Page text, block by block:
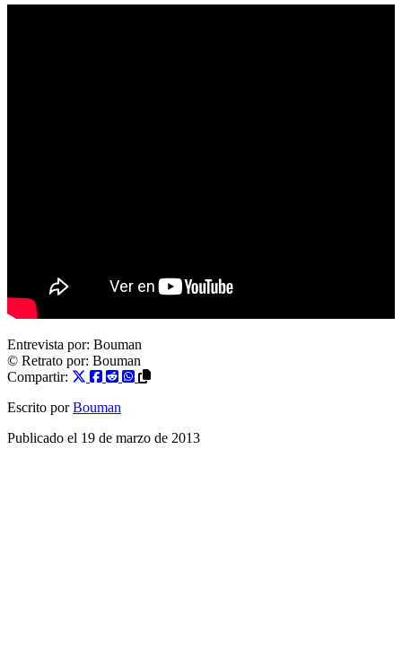
Entrevista por: Bouman
© Retrato por: Bouman
Compartir:
Escrito por Bouman
Publicado el 19 de marzo de 2013